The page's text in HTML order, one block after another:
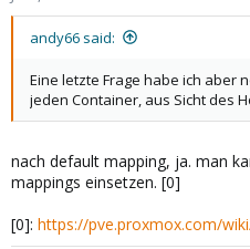
andy66 said:
Eine letzte Frage habe ich aber
jeden Container, aus Sicht des
nach default mapping, ja. man
mappings einsetzen. [0]
[0]: https://pve.proxmox.com/